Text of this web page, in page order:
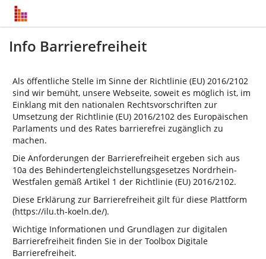
Info Barrierefreiheit
Als öffentliche Stelle im Sinne der Richtlinie (EU) 2016/2102
sind wir bemüht, unsere Webseite, soweit es möglich ist, im
Einklang mit den nationalen Rechtsvorschriften zur
Umsetzung der Richtlinie (EU) 2016/2102 des Europäischen
Parlaments und des Rates barrierefrei zugänglich zu
machen.
Die Anforderungen der Barrierefreiheit ergeben sich aus
10a des Behindertengleichstellungsgesetzes Nordrhein-
Westfalen gemäß Artikel 1 der Richtlinie (EU) 2016/2102.
Diese Erklärung zur Barrierefreiheit gilt für diese Plattform
(https://ilu.th-koeln.de/).
Wichtige Informationen und Grundlagen zur digitalen
Barrierefreiheit finden Sie in der Toolbox Digitale
Barrierefreiheit.